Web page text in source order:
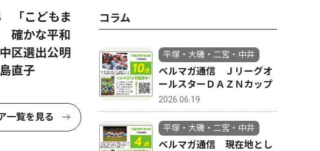
「こどもま
確かな平和
区選出公明
直子
一覧を見る
コラム
平塚・大磯・二宮・中井
ベルマガ通信 Ｊリーグオ
ールスターＤＡＺＮカップ
2026.06.19
平塚・大磯・二宮・中井
ベルマガ通信 現在地とし